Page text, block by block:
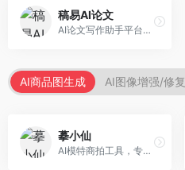
稿易AI论文
AI论文写作助手平台，提供智能化学术写作支持。面向高校学生，支持多种论文类型生成，提供参考文献管理和格式规范服务，操作流程简单。
AI商品图生成 AI图像增强/修复
摹小仙
AI模特商拍工具，专注于服装电商。面向服装电商卖家，提供虚拟模特试穿、商品展示图生成等服务，模特形象多样，拍摄成本低。